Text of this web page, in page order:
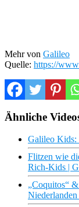
Mehr von Galileo
Quelle: https://
Ähnliche
Galileo Kids:
Flitzen wie
Rich-Kids |
„Coquitos“